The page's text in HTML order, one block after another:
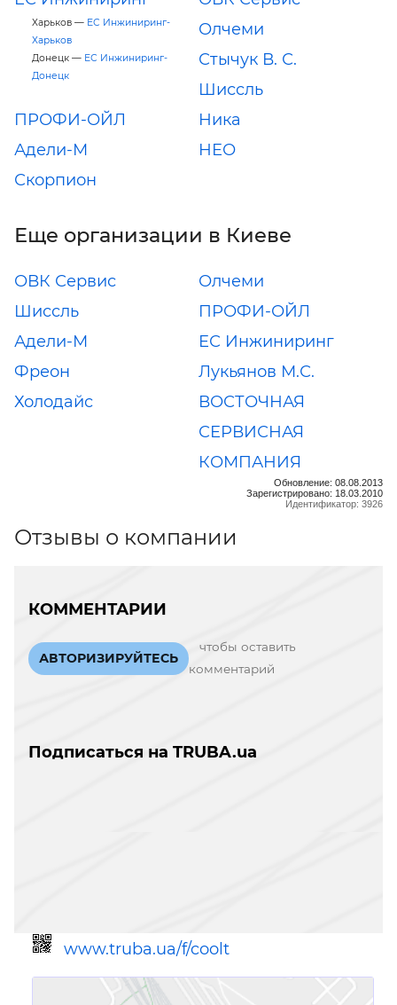
Харьков — ЕС Инжиниринг-
Харьков
Донецк — ЕС Инжиниринг-
Донецк
Олчеми
Стычук В. С.
Шиссль
ПРОФИ-ОЙЛ
Ника
Адели-М
НЕО
Скорпион
Еще организации в Киеве
ОВК Сервис
Олчеми
Шиссль
ПРОФИ-ОЙЛ
Адели-М
ЕС Инжиниринг
Фреон
Лукьянов М.С.
Холодайс
ВОСТОЧНАЯ
СЕРВИСНАЯ
КОМПАНИЯ
Обновление: 08.08.2013
Зарегистрировано: 18.03.2010
Идентификатор: 3926
Отзывы о компании
КОММЕНТАРИИ
АВТОРИЗИРУЙТЕСЬ
чтобы оставить
комментарий
Подписаться на TRUBA.ua
www.truba.ua/f/coolt